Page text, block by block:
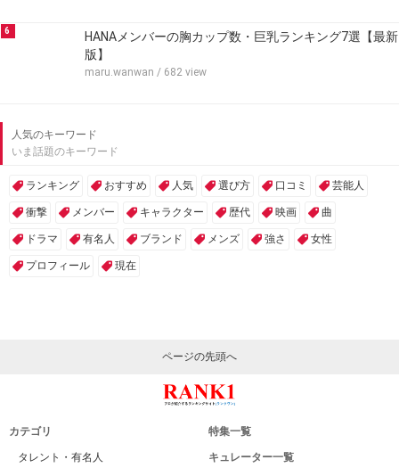
6
HANAメンバーの胸カップ数・巨乳ランキング7選【最新
版】
maru.wanwan / 682 view
人気のキーワード
いま話題のキーワード
ランキング おすすめ 人気 選び方 口コミ 芸能人
衝撃 メンバー キャラクター 歴代 映画 曲
ドラマ 有名人 ブランド メンズ 強さ 女性
プロフィール 現在
ページの先頭へ
カテゴリ
タレント・有名人
特集一覧
キュレーター一覧